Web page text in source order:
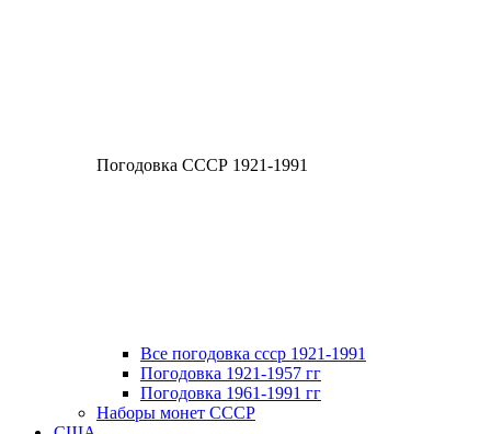
Погодовка СССР 1921-1991
Все погодовка ссср 1921-1991
Погодовка 1921-1957 гг
Погодовка 1961-1991 гг
Наборы монет СССР